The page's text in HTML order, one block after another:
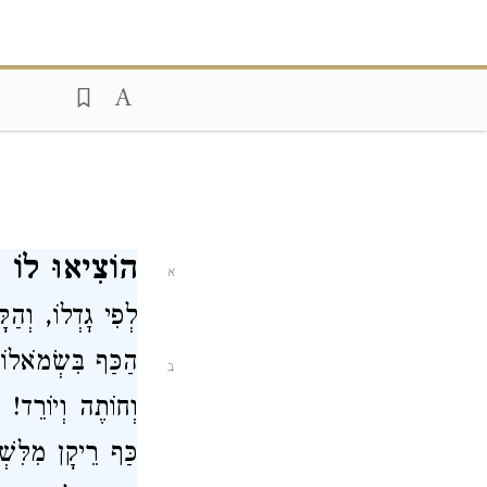
א הוֹצִיאוּ לוֹ
לְפִי גׇדְלוֹ,
הַכַּף
ב
וְחוֹתֶה
כַּף רֵיקָן